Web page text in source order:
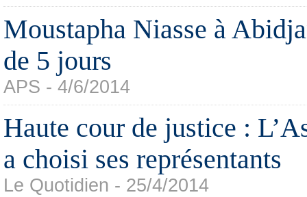
Moustapha Niasse à
de 5 jours
APS - 4/6/2014
Haute cour de justice :
a choisi ses représentants
Le Quotidien - 25/4/2014